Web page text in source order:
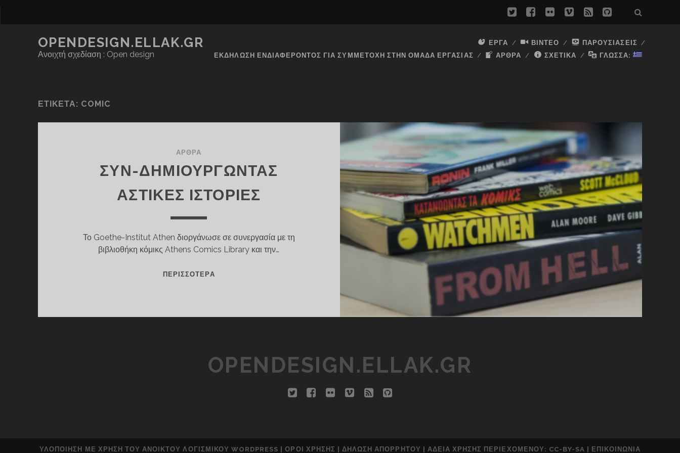
twitterfacebook
flickrvimeo
rss github
OPENDESIGN.ELLAK.GR
Ανοιχτή σχεδίαση : Open design
ΈΡΓΑ ΒΊΝΤΕΟ
ΠΑΡΟΥΣΙΆΣΕΙΣ
ΕΚΔΉΛΩΣΗ ΕΝΔΙΑΦΈΡΟΝΤΟΣ ΓΙΑ ΣΥΜΜΕΤΟΧΉ ΣΤΗΝ ΟΜΆΔΑ ΕΡΓΑΣΊΑΣ
ΆΡΘΡΑ ΣΧΕΤΙΚΆ ΓΛΏΣΣΑ:
ΕΤΙΚΈΤΑ: COMIC
ΆΡΘΡΑ
ΣΥΝ-ΔΗΜΙΟΥΡΓΏΝΤΑΣ
ΑΣΤΙΚΈΣ ΙΣΤΟΡΊΕΣ
Το Goethe-Institut Athen διοργάνωσε σε συνεργασία με τη
βιβλιοθήκη κόμικς Athens Comics Library και την…
ΠΕΡΙΣΣΌΤΕΡΑΣΥΝ-
OPENDESIGN.ELLAK.GR
twitterfacebook
flickrvimeo
rss github
ΥΛΟΠΟΊΗΣΗ ΜΕ ΧΡΉΣΗ ΤΟΥ ΑΝΟΙΚΤΟΎ ΛΟΓΙΣΜΙΚΟΎ WORDPRESS |ΌΡΟΙ ΧΡΉΣΗΣ |ΔΉΛΩΣΗ ΑΠΟΡΡΉΤΟΥ | ΆΔΕΙΑ ΧΡΉΣΗΣ ΠΕΡΙΕΧΟΜΈΝΟΥ: CC-BY-SA ΕΠΙΚΟΙΝΩΝΊΑ